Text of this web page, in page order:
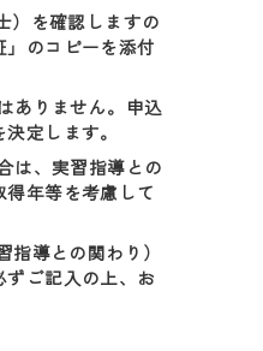
を確認しますの
のコピーを添付
ありません。申込
定します。
、実習指導との
年等を考慮して
導との関わり）
ご記入の上、お